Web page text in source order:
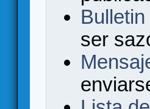
ser